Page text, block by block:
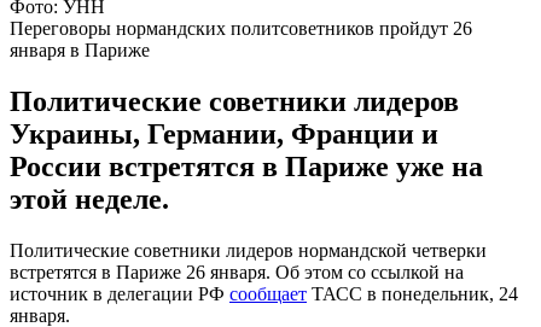
Фото: УНН
Переговоры нормандских политсоветников пройдут 26
января в Париже
Политические советники лидеров
Украины, Германии, Франции и
России встретятся в Париже уже на
этой неделе.
Политические советники лидеров нормандской четверки
встретятся в Париже 26 января. Об этом со ссылкой на
источник в делегации РФ сообщает ТАСС в понедельник, 24
января.